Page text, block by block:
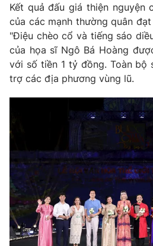
Kết quả đấu giá thiện nguyện
của các mạnh thường quân
"Điệu chèo cổ và tiếng sáo
của họa sĩ Ngô Bá Hoàng
với số tiền 1 tỷ đồng. Toàn bộ
trợ các địa phương vùng lũ.